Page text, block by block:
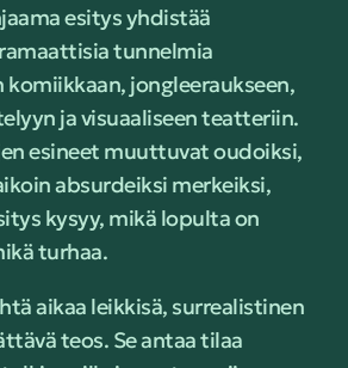
esitys yhdistää
tunnelmia
jongleeraukseen,
ja visuaaliseen teatteriin.
esineet muuttuvat oudoiksi,
absurdeiksi merkeiksi,
kysyy, mikä lopulta on
turhaa.
aikaa leikkisä, surrealistinen
teos. Se antaa tilaa